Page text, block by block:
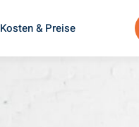
Kosten & Preise